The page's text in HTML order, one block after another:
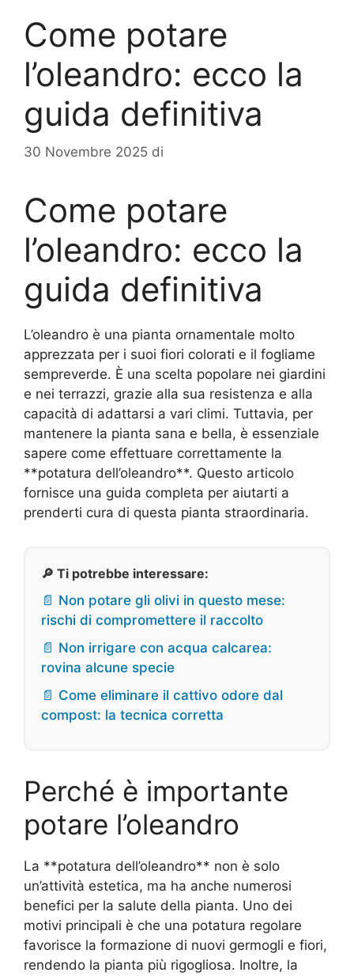
Come potare
l’oleandro: ecco la
guida definitiva
30 Novembre 2025 di
Come potare
l’oleandro: ecco la
guida definitiva
L’oleandro è una pianta ornamentale molto
apprezzata per i suoi fiori colorati e il fogliame
sempreverde. È una scelta popolare nei giardini
e nei terrazzi, grazie alla sua resistenza e alla
capacità di adattarsi a vari climi. Tuttavia, per
mantenere la pianta sana e bella, è essenziale
sapere come effettuare correttamente la
**potatura dell’oleandro**. Questo articolo
fornisce una guida completa per aiutarti a
prenderti cura di questa pianta straordinaria.
🔎 Ti potrebbe interessare:
📄 Non potare gli olivi in questo mese:
rischi di compromettere il raccolto
📄 Non irrigare con acqua calcarea:
rovina alcune specie
📄 Come eliminare il cattivo odore dal
compost: la tecnica corretta
Perché è importante
potare l’oleandro
La **potatura dell’oleandro** non è solo
un’attività estetica, ma ha anche numerosi
benefici per la salute della pianta. Uno dei
motivi principali è che una potatura regolare
favorisce la formazione di nuovi germogli e fiori,
rendendo la pianta più rigogliosa. Inoltre, la